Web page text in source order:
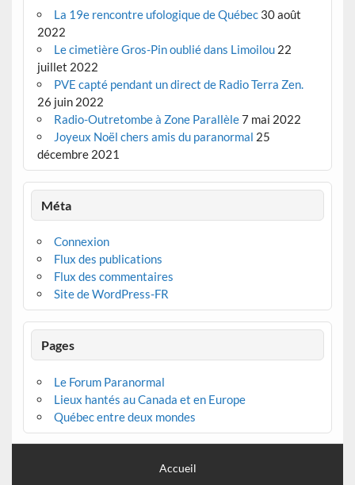
La 19e rencontre ufologique de Québec 30 août
2022
Le cimetière Gros-Pin oublié dans Limoilou 22
juillet 2022
PVE capté pendant un direct de Radio Terra Zen.
26 juin 2022
Radio-Outretombe à Zone Parallèle7 mai 2022
Joyeux Noël chers amis du paranormal 25
décembre 2021
Méta
Connexion
Flux des publications
Flux des commentaires
Site de WordPress-FR
Pages
Le Forum Paranormal
Lieux hantés au Canada et en Europe
Québec entre deux mondes
Accueil